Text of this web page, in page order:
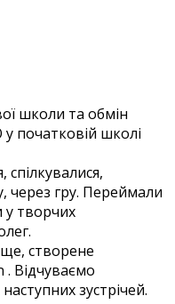
школи та обмін
початковій школі
через гру. Переймали
творчих
створене
Відчуваємо
зустрічей.